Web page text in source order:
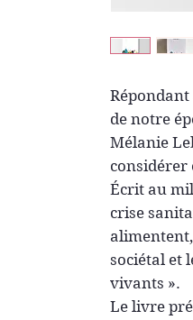
de notre
Mélanie
considérer
Écrit au
crise
sociétal et
vivants ».
Le livre